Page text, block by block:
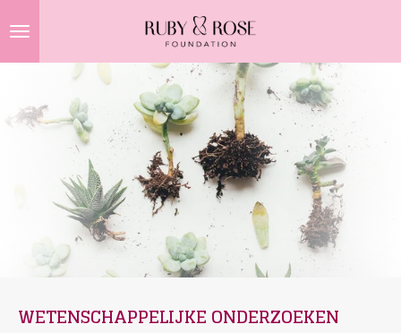
direct
naar
hoofdinhoud
WETENSCHAPPELIJKE ONDERZOEKEN